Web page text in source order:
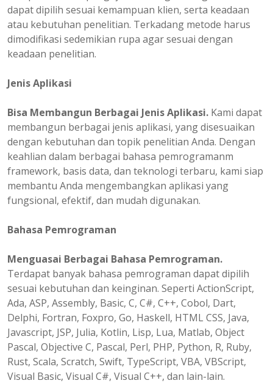
dapat dipilih sesuai kemampuan klien, serta keadaan
atau kebutuhan penelitian. Terkadang metode harus
dimodifikasi sedemikian rupa agar sesuai dengan
keadaan penelitian.
Jenis Aplikasi
Bisa Membangun Berbagai Jenis Aplikasi. Kami dapat
membangun berbagai jenis aplikasi, yang disesuaikan
dengan kebutuhan dan topik penelitian Anda. Dengan
keahlian dalam berbagai bahasa pemrogramanm
framework, basis data, dan teknologi terbaru, kami siap
membantu Anda mengembangkan aplikasi yang
fungsional, efektif, dan mudah digunakan.
Bahasa Pemrograman
Menguasai Berbagai Bahasa Pemrograman.
Terdapat banyak bahasa pemrograman dapat dipilih
sesuai kebutuhan dan keinginan. Seperti ActionScript,
Ada, ASP, Assembly, Basic, C, C#, C++, Cobol, Dart,
Delphi, Fortran, Foxpro, Go, Haskell, HTML CSS, Java,
Javascript, JSP, Julia, Kotlin, Lisp, Lua, Matlab, Object
Pascal, Objective C, Pascal, Perl, PHP, Python, R, Ruby,
Rust, Scala, Scratch, Swift, TypeScript, VBA, VBScript,
Visual Basic, Visual C#, Visual C++, dan lain-lain.